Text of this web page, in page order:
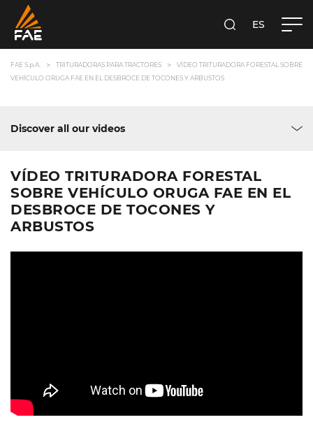
BUSCAES
FAE S.p.A. TRITURADORAS PARA TRACTORES
VÍDEO TRITURADORA FORESTAL SOBRE
VEHÍCULO ORUGA FAE EN EL DESBROCE DE TOCONES Y ARBUSTOS
Discover all our videos
VÍDEO TRITURADORA FORESTAL
SOBRE VEHÍCULO ORUGA FAE EN EL
DESBROCE DE TOCONES Y
ARBUSTOS